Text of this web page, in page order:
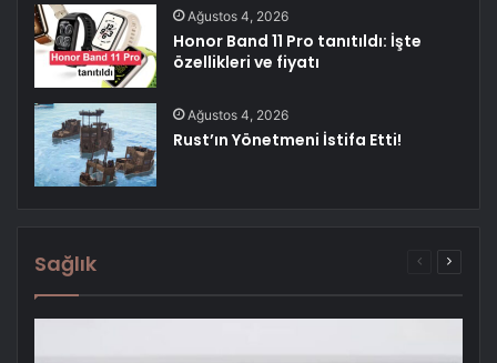
Ağustos 4, 2026
Honor Band 11 Pro tanıtıldı: İşte
özellikleri ve fiyatı
Ağustos 4, 2026
Rust’ın Yönetmeni İstifa Etti!
Sağlık
ÖncekiSonraki